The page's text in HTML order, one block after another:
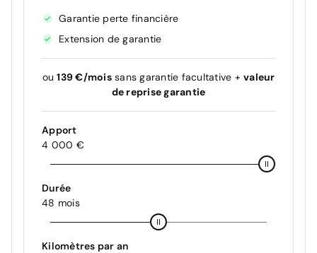
Garantie perte financière
Extension de garantie
ou139 €/moissans garantie facultative + valeur
de reprise garantie
Apport
4 000 €
Durée
48 mois
Kilomètres par an